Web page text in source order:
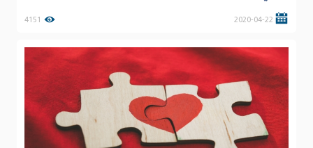
2020-04-22
4151